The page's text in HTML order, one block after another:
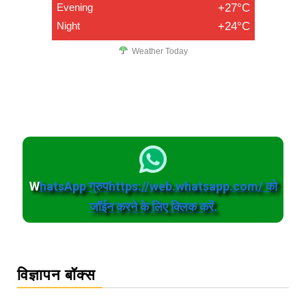
Evening +27°C
Night +24°C
Weather Today
WhatsApp ग्रुपhttps://web.whatsapp.com/ को
जॉईन करने के लिए क्लिक करें.
विज्ञापन बॉक्स